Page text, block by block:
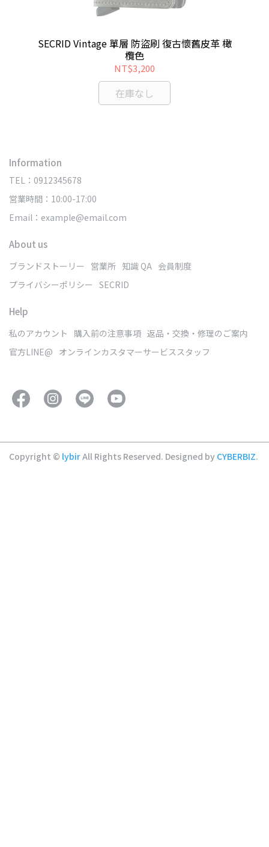
SECRID Vintage 單層 防盜刷 復古懷舊皮革 橄
欖色
NT$3,200
在庫なし
Information
TEL：0912345678
営業時間：10:00-17:00
Email：example@email.com
About us
ブランドストーリー 営業所 知識 QA 会員制度
プライバシーポリシー SECRID
Help
私のアカウント 購入前の注意事項 返品・交換・修理のご案内
官方LINE@ オンラインカスタマーサービススタッフ
Copyright © lybirAll Rights Reserved. Designed by CYBERBIZ.